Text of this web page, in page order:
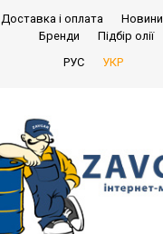
Доставка і оплата Новини
Бренди
Підбір олії
РУС
УКР